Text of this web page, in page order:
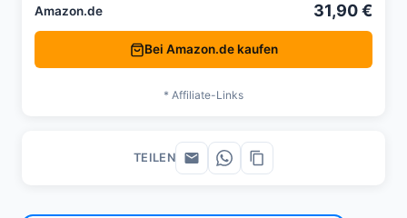
Amazon.de 31,90 €
Bei Amazon.de kaufen
* Affiliate-Links
TEILEN